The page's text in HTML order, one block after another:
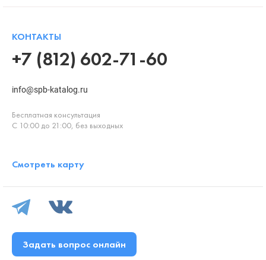
КОНТАКТЫ
+7 (812) 602-71-60
info@spb-katalog.ru
Бесплатная консультация
С 10:00 до 21:00, без выходных
Смотреть карту
Задать вопрос онлайн